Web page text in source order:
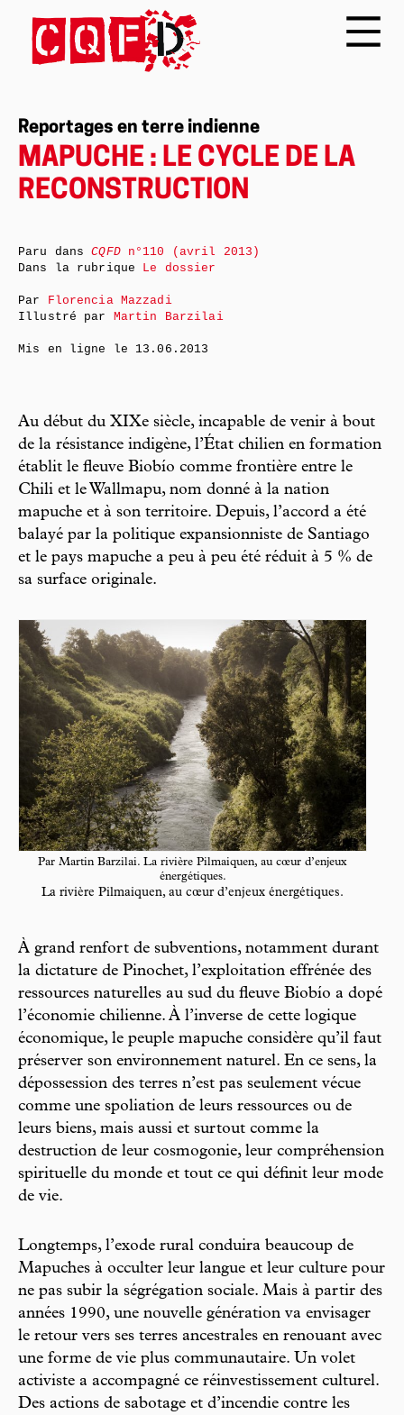
Reportages en terre indienne
MAPUCHE : LE CYCLE DE LA
RECONSTRUCTION
Au début du XIXe siècle, incapable de venir à bout
de la résistance indigène, l’État chilien en formation
établit le fleuve Biobío comme frontière entre le
Chili et le Wallmapu, nom donné à la nation
mapuche et à son territoire. Depuis, l’accord a été
balayé par la politique expansionniste de Santiago
et le pays mapuche a peu à peu été réduit à 5 % de
sa surface originale.
Par Martin Barzilai. La rivière Pilmaiquen, au cœur d’enjeux
énergétiques.
La rivière Pilmaiquen, au cœur d’enjeux énergétiques.
À grand renfort de subventions, notamment durant
la dictature de Pinochet, l’exploitation effrénée des
ressources naturelles au sud du fleuve Biobío a dopé
l’économie chilienne. À l’inverse de cette logique
économique, le peuple mapuche considère qu’il faut
préserver son environnement naturel. En ce sens, la
dépossession des terres n’est pas seulement vécue
comme une spoliation de leurs ressources ou de
leurs biens, mais aussi et surtout comme la
destruction de leur cosmogonie, leur compréhension
spirituelle du monde et tout ce qui définit leur mode
de vie.
Longtemps, l’exode rural conduira beaucoup de
Mapuches à occulter leur langue et leur culture pour
ne pas subir la ségrégation sociale. Mais à partir des
années 1990, une nouvelle génération va envisager
le retour vers ses terres ancestrales en renouant avec
une forme de vie plus communautaire. Un volet
activiste a accompagné ce réinvestissement culturel.
Des actions de sabotage et d’incendie contre les
Paru dansCQFDn°110 (avril 2013)
Dans la rubrique Le dossier
Par Florencia Mazzadi
Illustré par Martin Barzilai
Mis en ligne le 13.06.2013